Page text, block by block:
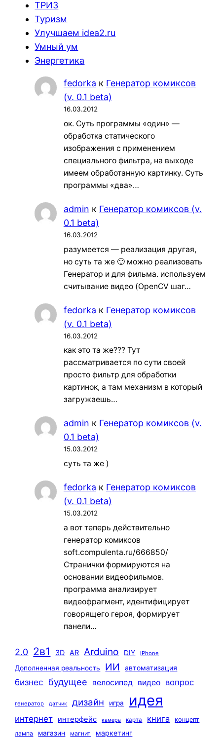
ТРИЗ
Туризм
Улучшаем idea2.ru
Умный ум
Энергетика
fedorka к Генератор комиксов
(v. 0.1 beta)
16.03.2012
ок. Суть программы «один» —
обработка статического
изображения с применением
специального фильтра, на выходе
имеем обработанную картинку. Суть
программы «два»…
admin к Генератор комиксов (v.
0.1 beta)
16.03.2012
разумеется — реализация другая,
но суть та же 🙂 можно реализовать
Генератор и для фильма. используем
считывание видео (OpenCV шаг…
fedorka к Генератор комиксов
(v. 0.1 beta)
16.03.2012
как это та же??? Тут
рассматривается по сути своей
просто фильтр для обработки
картинок, а там механизм в который
загружаешь…
admin к Генератор комиксов (v.
0.1 beta)
15.03.2012
суть та же )
fedorka к Генератор комиксов
(v. 0.1 beta)
15.03.2012
а вот теперь действительно
генератор комиксов
soft.compulenta.ru/666850/
Странички формируются на
основании видеофильмов.
программа анализирует
видеофрагмент, идентифицирует
говорящего героя, формирует
панели…
2.0 2в1 3D AR Arduino DIY iPhone
Дополненная реальность ИИ автоматизация
бизнес будущее велосипед видео вопрос
генератор датчик дизайн игра идея
интернет интерфейс камера карта книга
концепт
лампа
магазин магнит
маркетинг